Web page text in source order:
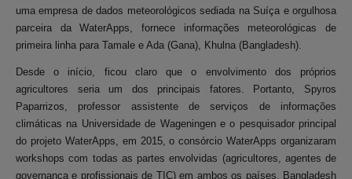
uma empresa de dados meteorológicos sediada na Suíça e orgulhosa
parceira da WaterApps, fornece informações meteorológicas de
primeira linha para Tamale e Ada (Gana), Khulna (Bangladesh).
Desde o início, ficou claro que o envolvimento dos próprios
agricultores seria um dos principais fatores. Portanto, Spyros
Paparrizos, professor assistente de serviços de informações
climáticas na Universidade de Wageningen e o pesquisador principal
do projeto WaterApps, em 2015, o consórcio WaterApps organizaram
workshops com todas as partes envolvidas (agricultores, agentes de
governança e profissionais de TIC) em ambos os países, Bangladesh